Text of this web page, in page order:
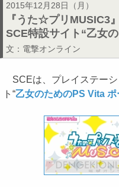
2015年12月28日（月）
『うた☆プリMUSIC3
SCE特設サイト“乙女
文： 電撃オンライン
SCEは、プレイステーシ
ト“乙女のためのPS Vita ポ